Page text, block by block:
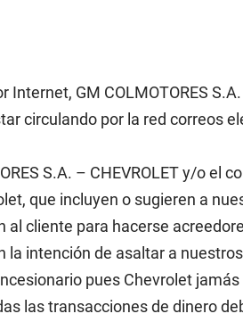
GM COLMOTORES
circulando por la red correos
S.A. – CHEVROLET y/o
que incluyen o sugieren a
cliente para hacerse
intención de asaltar a
pues Chevrolet
las transacciones de dinero